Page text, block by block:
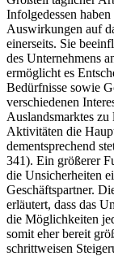
Infolgedessen
Auswirkungen auf
einerseits. Sie
des Unternehmens
ermöglicht es
Bedürfnisse sowie
verschiedenen
Auslandsmarktes
Aktivitäten die
dementsprechend
341). Ein größerer
die Unsicherheiten
Geschäftspartner.
erläutert, dass das
die Möglichkeiten
somit eher bereit
schrittweisen